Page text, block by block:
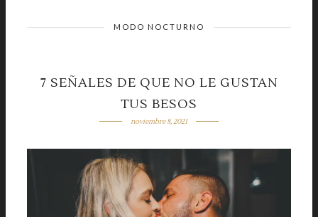
MODO NOCTURNO
7 SEÑALES DE QUE NO LE GUSTAN
TUS BESOS
noviembre 8, 2021